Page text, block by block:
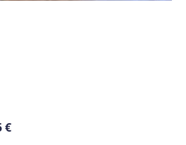
€